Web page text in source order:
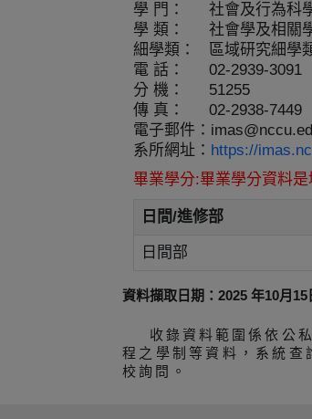
學 門：
社會及行為科
學 類：
社會學及相關
細學類：
區域研究細學
電 話：
02-2939-3091
分 機：
51255
傳 真：
02-2938-7449
電子郵件：
系所網址： https://
畢業學分:畢業學分資料
日間/進修部
日間部
資料擷取日期：2025 年10月15
收錄資料範圍係依公
程之學制等資料，系統查
校詢問。